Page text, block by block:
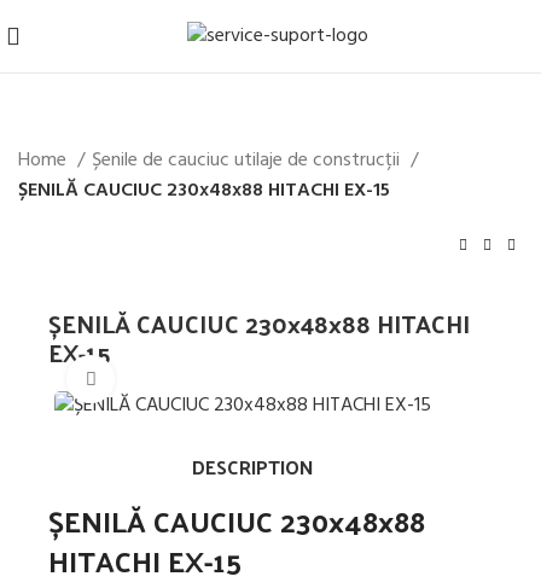
Home
Șenile de cauciuc utilaje de construcții
ȘENILĂ CAUCIUC 230x48x88 HITACHI EX-15
ȘENILĂ CAUCIUC 230x48x88 HITACHI
EX-15
DESCRIPTION
ȘENILĂ CAUCIUC 230x48x88
HITACHI EX-15